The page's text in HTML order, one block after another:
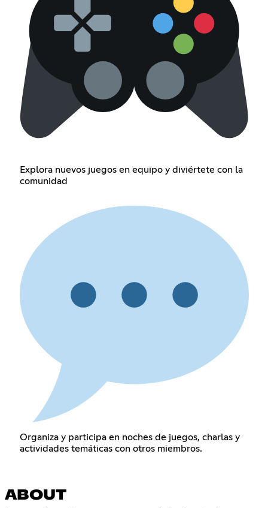
Explora nuevos juegos en equipo y diviértete con la
comunidad
Organiza y participa en noches de juegos, charlas y
actividades temáticas con otros miembros.
ABOUT